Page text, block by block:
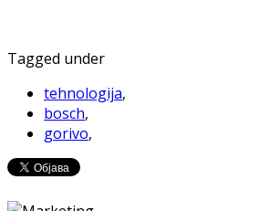
Tagged under
tehnologija,
bosch,
gorivo,